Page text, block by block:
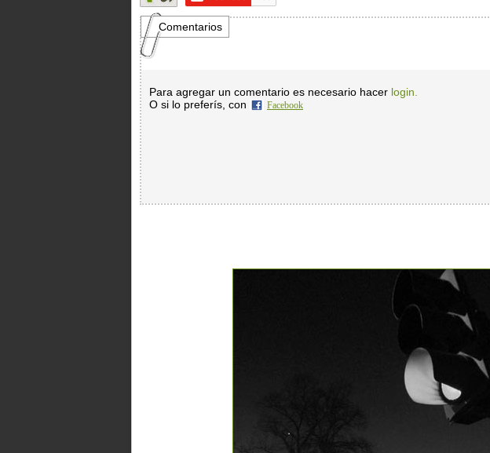
Comentarios
Para agregar un comentario es necesario hacer login.
O si lo preferís, con
Facebook